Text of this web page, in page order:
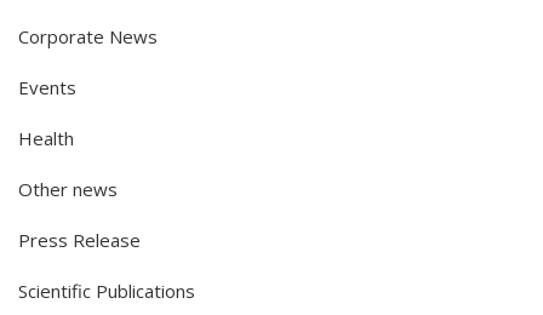
Corporate News
Events
Health
Other news
Press Release
Scientific Publications